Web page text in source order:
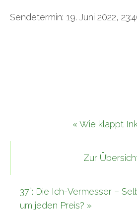
Sendetermin: 19. Juni 2022,
« Wie klappt
Zur
37°: Die Ich-Vermesser –
um jeden Preis? »